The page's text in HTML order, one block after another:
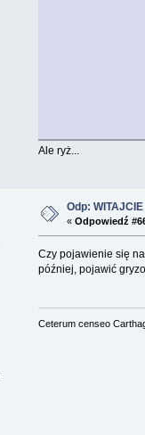
Ale ryż...
Odp:
«Odpowiedź
Czy pojawienie się
później, pojawić
Ceterum censeo